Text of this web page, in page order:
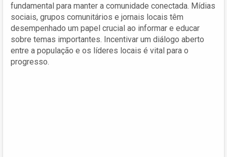
fundamental para manter a comunidade conectada. Mídias
sociais, grupos comunitários e jornais locais têm
desempenhado um papel crucial ao informar e educar
sobre temas importantes. Incentivar um diálogo aberto
entre a população e os líderes locais é vital para o
progresso.